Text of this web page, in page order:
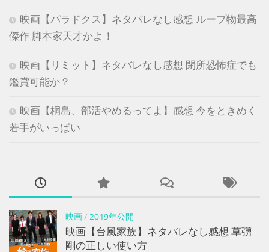
映画【パラドクス】ネタバレなし感想 ループ物最高
傑作 脚本家天才かよ！
映画【リミット】ネタバレなし感想 閉所恐怖症でも
鑑賞可能か？
映画【桐島、部活やめるってよ】感想 今をときめく
若手がいっぱい
映画/ 2019年公開
映画【台風家族】ネタバレなし感想 草彅
剛の正しい使い方